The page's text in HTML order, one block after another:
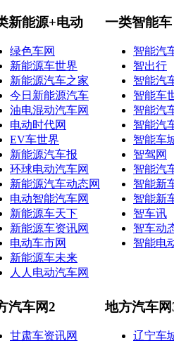
新能源+电动
绿色车网
新能源车世界
新能源汽车之家
今日新能源汽车
油电混动汽车网
电动时代网
EV车世界
新能源汽车报
环球电动汽车网
新能源汽车动态网
电动智能汽车网
新能源车天下
新能源车资讯网
电动车市网
新能源车未来
人人电动汽车网
一类智能车
智能汽
智出行
智能汽
智能车
智能汽
智能汽
智能车
智驾网
智能汽
智能新
智能新
智车讯
智车动
智能电
汽车网2
甘肃车资讯网
地方汽车网
辽宁车